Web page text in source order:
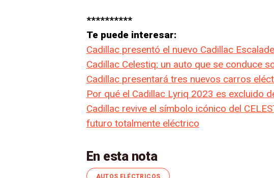
**********
Te puede interesar:
Cadillac presentó el nuevo Cadillac
Cadillac Celestiq; un auto que se conduce
Cadillac presentará tres nuevos carros
Por qué el Cadillac Lyriq 2023 es excluido
Cadillac revive el símbolo icónico del
futuro totalmente eléctrico
En esta nota
AUTOS ELÉCTRICOS